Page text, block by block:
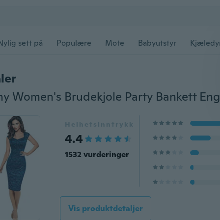
sett på Populære Mote Babyutstyr
Helhetsinntrykk
4.4
1532 vurderinger
Vis produktdetaljer